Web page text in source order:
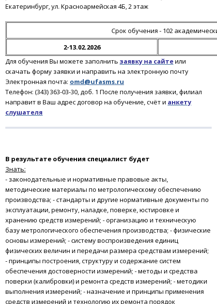
Екатеринбург, ул. Красноармейская 4Б, 2 этаж
Срок обучения - 102
2-13.02.2026
Для обучения Вы можете заполнить заявку на сайтеили
скачать форму заявки и направить на электронную почту
Электронная почта: omd@ufasms.ru
Телефон: (343) 363-03-30, доб. 1 После получения заявки, филиал
направит в Ваш адрес договор на обучение, счёт и анкету
слушателя
В результате обучения специалист будет
Знать:
- законодательные и нормативные правовые акты,
методические материалы по метрологическому обеспечению
производства; - стандарты и другие нормативные документы по
эксплуатации, ремонту, наладке, поверке, юстировке и
хранению средств измерений; - организацию и техническую
базу метрологического обеспечения производства; - физические
основы измерений; - систему воспроизведения единиц
физических величин и передачи размера средствам измерений;
- принципы построения, структуру и содержание систем
обеспечения достоверности измерений; - методы и средства
поверки (калибровки) и ремонта средств измерений; - методики
выполнения измерений; - назначение и принципы применения
средств измерений и технологию их ремонта порядок